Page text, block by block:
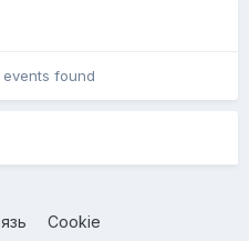
found
Cookie